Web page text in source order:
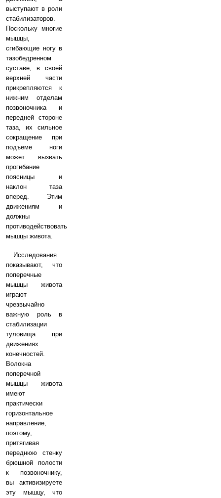
выступают в роли
стабилизаторов.
Поскольку многие
мышцы,
сгибающие ногу в
тазобедренном
суставе, в своей
верхней части
прикрепляются к
нижним отделам
позвоночника и
передней стороне
таза, их сильное
сокращение при
подъеме ноги
может вызвать
прогибание
поясницы и
наклон таза
вперед. Этим
движениям и
должны
противодействовать
мышцы живота.
Исследования
показывают, что
поперечные
мышцы живота
играют
чрезвычайно
важную роль в
стабилизации
туловища при
движениях
конечностей.
Волокна
поперечной
мышцы живота
имеют
практически
горизонтальное
направление,
поэтому,
притягивая
переднюю стенку
брюшной полости
к позвоночнику,
вы активизируете
эту мышцу, что